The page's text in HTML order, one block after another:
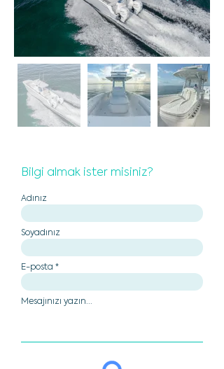
Bilgi almak ister misiniz?
Adınız
Soyadınız
E-posta
Mesajınızı yazın...